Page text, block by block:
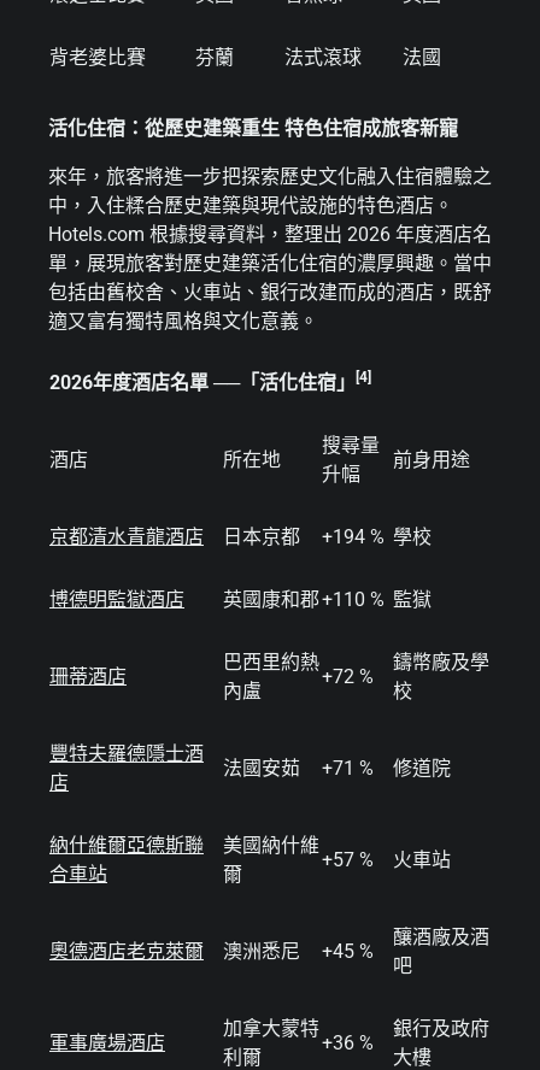
背老婆比賽 芬蘭 法式滾球 法國
活化住宿：從歷史建築重生 特色住宿成旅客新寵
來年，旅客將進一步把探索歷史文化融入住宿體驗之
中，入住糅合歷史建築與現代設施的特色酒店。
Hotels.com 根據搜尋資料，整理出 2026 年度酒店名
單，展現旅客對歷史建築活化住宿的濃厚興趣。當中
包括由舊校舍、火車站、銀行改建而成的酒店，既舒
適又富有獨特風格與文化意義。
2026年度酒店名單 ──「活化住宿」 [4]
酒店 所在地
搜尋量
升幅
前身用途
京都清水青龍酒店 日本京都 +194 % 學校
博德明監獄酒店 英國康和郡+110 % 監獄
珊蒂酒店
巴西里約熱
內盧
+72 %
鑄幣廠及學
校
豐特夫羅德隱士酒
店
法國安茹 +71 % 修道院
納什維爾亞德斯聯
合車站
美國納什維
爾
+57 % 火車站
奧德酒店老克萊爾 澳洲悉尼 +45 %
釀酒廠及酒
吧
軍事廣場酒店
加拿大蒙特
利爾
+36 %
銀行及政府
大樓